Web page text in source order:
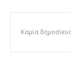
Καμία